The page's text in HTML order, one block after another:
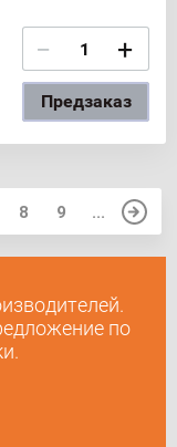
по
− +
Предзаказ
8 9 ...